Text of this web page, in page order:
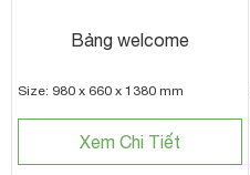
Bảng welcome
Size: 980 x 660 x 1380 mm
Xem Chi Tiết